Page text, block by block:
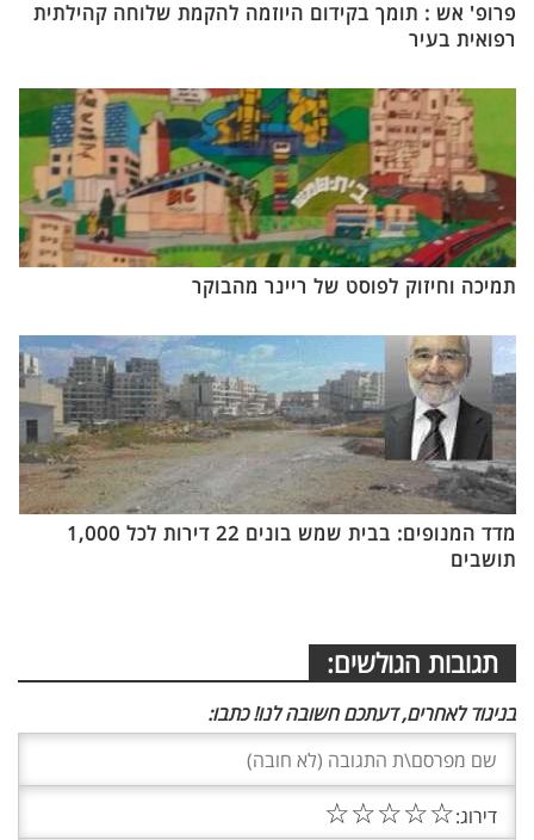
פרופ' אש : תומך בקידום היוזמה להקמת שלוחה קהילתית
רפואית בעיר
תמיכה וחיזוק לפוסט של ריינר מהבוקר
מדד המנופים: בבית שמש בונים 22 דירות לכל 1,000
תושבים
תגובות הגולשים:
בניגוד לאחרים, דעתכם חשובה לנו! כתבו:
דירוג:☆
☆
☆
☆
☆